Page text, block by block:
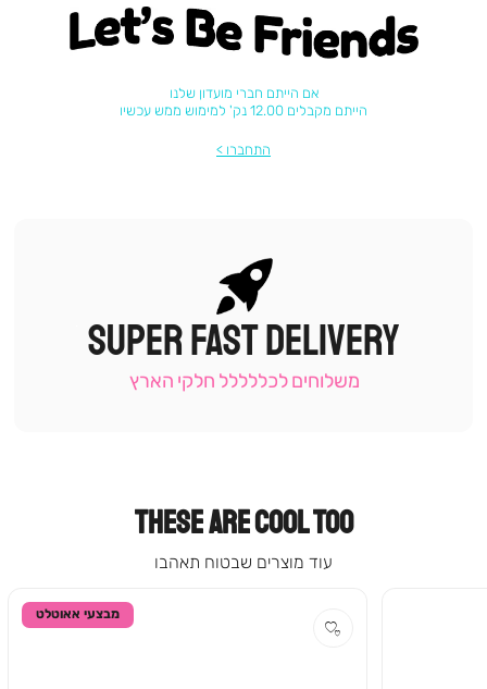
Let's be friends
אם הייתם חברי מועדון שלנו
הייתם מקבלים 12.00 נק' למימוש ממש עכשיו
התחברו
|
תומכי
-
SUPER FAST DELIVERY
משלוחים לכללללל חלקי הארץ
THESE ARE COOL TOO
עוד מוצרים שבטוח תאהבו
מבצעי אאוטלט